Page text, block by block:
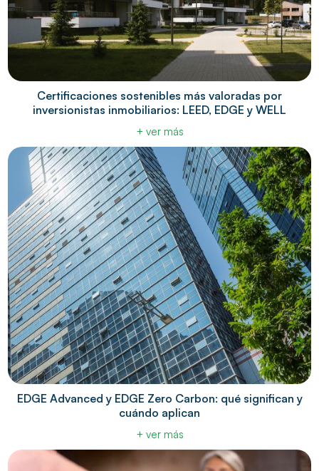
Certificaciones sostenibles más valoradas por
inversionistas inmobiliarios: LEED, EDGE y WELL
+ ver más
EDGE Advanced y EDGE Zero Carbon: qué significan y
cuándo aplican
+ ver más